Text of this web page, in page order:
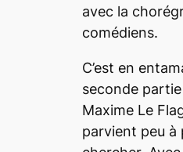
avec la
comédiens.
C’est en
seconde
Maxime Le
parvient peu à